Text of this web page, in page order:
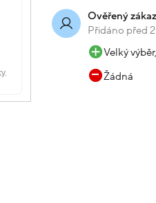
Ověřený
Přidáno před
Velký
Žádná